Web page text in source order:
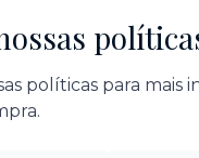
políticas para mais